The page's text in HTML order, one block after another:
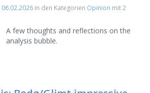
06.02.2026 in den Kategorien Opinion mit2
A few thoughts and reflections on the
analysis bubble.